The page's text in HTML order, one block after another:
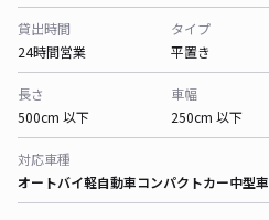
貸出時間
24時間営業
タイプ
平置き
長さ
500cm 以下
車幅
250cm 以下
対応車種
オートバイ軽自動車コンパクトカー中型車